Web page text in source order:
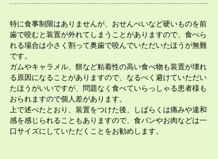
特に食事制限はありませんが、おせんべいなど硬いものを前
歯で咬むと装置が外れてしまうことがありますので、食べら
れる場合は小さく割って奥歯で咬んでいただいたほうが無難
です。
ガムやキャラメル、餅など粘着性の高い食べ物も装置が壊れ
る原因になることがありますので、なるべく避けていただい
たほうがいいですが、問題なく食べていらっしゃる患者様も
おられますので個人差があります。
上で述べたとおり、装置をつけた後、しばらくは痛みや違和
感を感じられることもありますので、食パンやお肉などは一
口サイズにしていただくことをお勧めします。